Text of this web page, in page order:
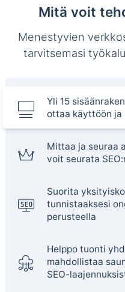
Mitä voit
Menestyvien
tarvitsemasi
Yli 15
ottaa käyttöön ja
Mittaa ja seuraa
voit seurata
Suorita
tunnistaaksesi
perusteella
Helppo tuonti
mahdollistaa
SEO-